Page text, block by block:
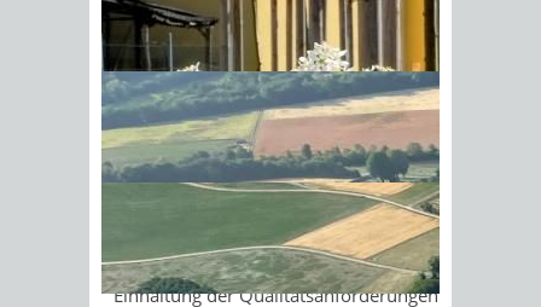
Sonnenschein am Morgen im
Ahornwald
Trinkwasser zu liefern oder bereit zu
stellen. Entsprechend den gesetzlichen
Vorgaben dürfen
keine Krankheitserreger oder
Schadstoffe in gefährlichen Mengen im
Trinkwasser enthalten sein.
Hinweis:Das Trinkwasser kann auch
Gebäudewasserversorgungsanlage
verunreinigt werden. Hier sind für die
Einhaltung der Qualitätsanforderungen